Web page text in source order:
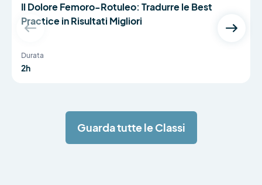
Il Dolore Femoro-Rotuleo: Tradurre le Best
Practice in Risultati Migliori
Durata
2h
Guarda tutte le Classi